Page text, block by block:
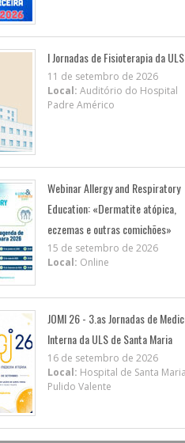
I Jornadas de Fisioterapia da
11 de setembro de 2026
Local: Auditório do Hospital
Padre Américo
Webinar Allergy and Respiratory
Education: «Dermatite atópica,
eczemas e outras comichões»
15 de setembro de 2026
Local: Online
JOMI 26 - 3.as Jornadas de
Interna da ULS de Santa Maria
16 de setembro de 2026
Local: Hospital de Santa
Pulido Valente